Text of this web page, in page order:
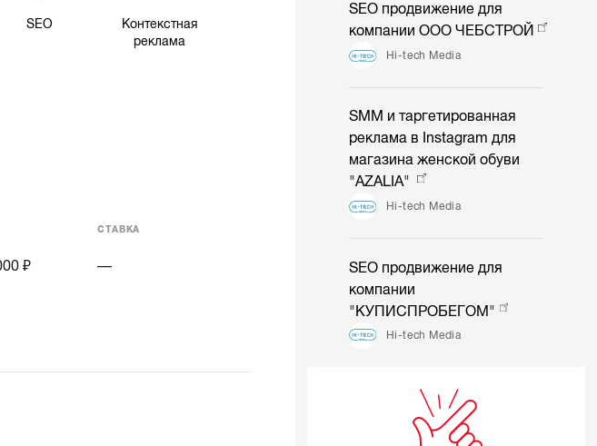
SEO
Контекстная
реклама
СТАВКА
₽ —
SEO продвижение для
компании ООО ЧЕБСТРОЙ
Hi-tech Media
SMM и таргетированная
реклама в Instagram для
магазина женской обуви
"AZALIA"
Hi-tech Media
SEO продвижение для
компании
"КУПИСПРОБЕГОМ"
Hi-tech Media